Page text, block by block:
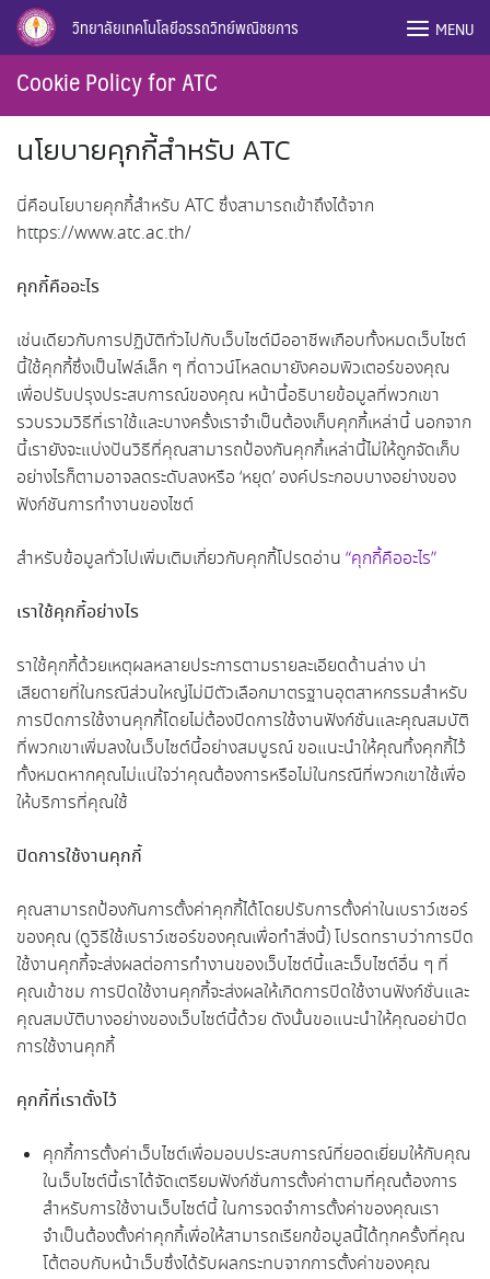
Skip
วิทยาลัยเทคโนโลยีอรรถวิทย์พณิชยการ MENU
Cookie Policy for ATC
นโยบายคุกกี้สำหรับ ATC
นี่คือนโยบายคุกกี้สำหรับ ATC ซึ่งสามารถเข้าถึงได้จาก
https://www.atc.ac.th/
คุกกี้คืออะไร
เช่นเดียวกับการปฏิบัติทั่วไปกับเว็บไซต์มืออาชีพเกือบทั้งหมดเว็บไซต์
นี้ใช้คุกกี้ซึ่งเป็นไฟล์เล็ก ๆ ที่ดาวน์โหลดมายังคอมพิวเตอร์ของคุณ
เพื่อปรับปรุงประสบการณ์ของคุณ หน้านี้อธิบายข้อมูลที่พวกเขา
รวบรวมวิธีที่เราใช้และบางครั้งเราจำเป็นต้องเก็บคุกกี้เหล่านี้ นอกจาก
นี้เรายังจะแบ่งปันวิธีที่คุณสามารถป้องกันคุกกี้เหล่านี้ไม่ให้ถูกจัดเก็บ
อย่างไรก็ตามอาจลดระดับลงหรือ ‘หยุด’ องค์ประกอบบางอย่างของ
ฟังก์ชันการทำงานของไซต์
สำหรับข้อมูลทั่วไปเพิ่มเติมเกี่ยวกับคุกกี้โปรดอ่าน “คุกกี้คืออะไร”
เราใช้คุกกี้อย่างไร
ราใช้คุกกี้ด้วยเหตุผลหลายประการตามรายละเอียดด้านล่าง น่า
เสียดายที่ในกรณีส่วนใหญ่ไม่มีตัวเลือกมาตรฐานอุตสาหกรรมสำหรับ
การปิดการใช้งานคุกกี้โดยไม่ต้องปิดการใช้งานฟังก์ชั่นและคุณสมบัติ
ที่พวกเขาเพิ่มลงในเว็บไซต์นี้อย่างสมบูรณ์ ขอแนะนำให้คุณทิ้งคุกกี้ไว้
ทั้งหมดหากคุณไม่แน่ใจว่าคุณต้องการหรือไม่ในกรณีที่พวกเขาใช้เพื่อ
ให้บริการที่คุณใช้
ปิดการใช้งานคุกกี้
คุณสามารถป้องกันการตั้งค่าคุกกี้ได้โดยปรับการตั้งค่าในเบราว์เซอร์
ของคุณ (ดูวิธีใช้เบราว์เซอร์ของคุณเพื่อทำสิ่งนี้) โปรดทราบว่าการปิด
ใช้งานคุกกี้จะส่งผลต่อการทำงานของเว็บไซต์นี้และเว็บไซต์อื่น ๆ ที่
คุณเข้าชม การปิดใช้งานคุกกี้จะส่งผลให้เกิดการปิดใช้งานฟังก์ชั่นและ
คุณสมบัติบางอย่างของเว็บไซต์นี้ด้วย ดังนั้นขอแนะนำให้คุณอย่าปิด
การใช้งานคุกกี้
คุกกี้ที่เราตั้งไว้
คุกกี้การตั้งค่าเว็บไซต์เพื่อมอบประสบการณ์ที่ยอดเยี่ยมให้กับคุณ
ในเว็บไซต์นี้เราได้จัดเตรียมฟังก์ชั่นการตั้งค่าตามที่คุณต้องการ
สำหรับการใช้งานเว็บไซต์นี้ ในการจดจำการตั้งค่าของคุณเรา
จำเป็นต้องตั้งค่าคุกกี้เพื่อให้สามารถเรียกข้อมูลนี้ได้ทุกครั้งที่คุณ
โต้ตอบกับหน้าเว็บซึ่งได้รับผลกระทบจากการตั้งค่าของคุณ